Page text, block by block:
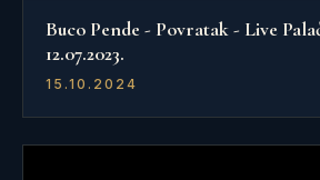
Buco Pende - Povratak - Live
12.07.2023.
15.10.2024